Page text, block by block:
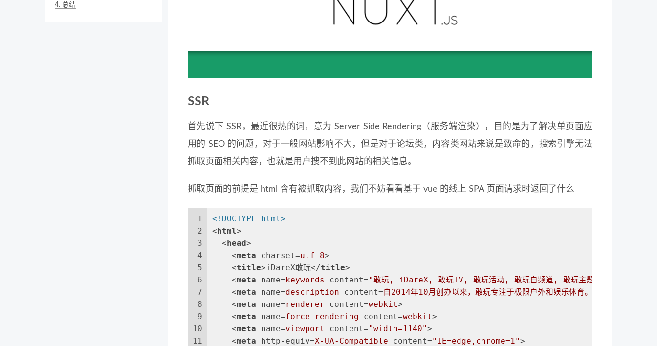
4. 总结
SSR
首先说下 SSR，最近很热的词，意为 Server Side Rendering（服务端渲染），目的是为了解决单页面应
用的 SEO 的问题，对于一般网站影响不大，但是对于论坛类，内容类网站来说是致命的，搜索引擎无法
抓取页面相关内容，也就是用户搜不到此网站的相关信息。
抓取页面的前提是 html 含有被抓取内容，我们不妨看看基于 vue 的线上 SPA 页面请求时返回了什么
1
2
3
4
5
6
7
8
9
10
11
<!DOCTYPE html>
<html>
<head>
<meta charset=utf-8>
<title>iDareX敢玩</title>
<meta name=keywords content="敢玩, iDareX, 敢玩TV, 敢玩活动, 敢玩自频道, 敢玩主题, 户外, 极
<meta name=description content=自2014年10月创办以来，敢玩专注于极限户外和娱乐体育。从顽童、玩具、
<meta name=renderer content=webkit>
<meta name=force-rendering content=webkit>
<meta name=viewport content="width=1140">
<meta http-equiv=X-UA-Compatible content="IE=edge,chrome=1">